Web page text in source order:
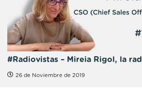
#Radiovistas – Mireia Rigol, la
26 de Noviembre de 2019